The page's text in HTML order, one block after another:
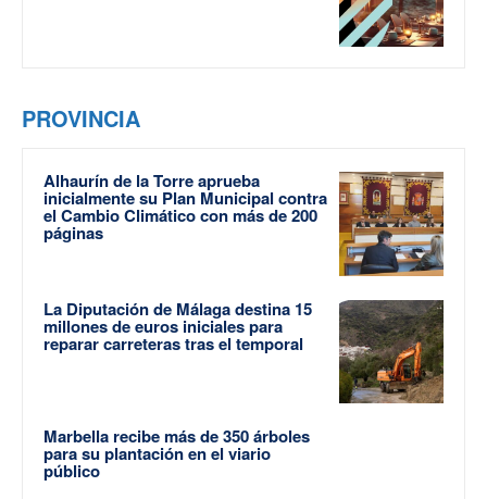
PROVINCIA
Alhaurín de la Torre aprueba
inicialmente su Plan Municipal contra
el Cambio Climático con más de 200
páginas
La Diputación de Málaga destina 15
millones de euros iniciales para
reparar carreteras tras el temporal
Marbella recibe más de 350 árboles
para su plantación en el viario
público